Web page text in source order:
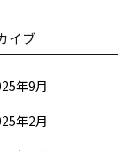
イブ
年9月
年2月